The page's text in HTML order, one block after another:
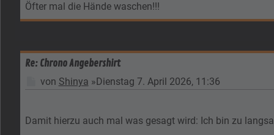
Öfter mal die Hände waschen!!!
Re: Chrono Angebershirt
Beitrag
von Shinya » Dienstag 7. April 2026, 11:36
Damit hierzu auch mal was gesagt wird: Ich bin zu